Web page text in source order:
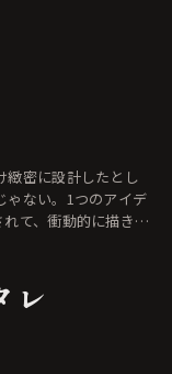
緻密に設計したとし
ゃない。1つのアイデ
て、衝動的に描きき
レ